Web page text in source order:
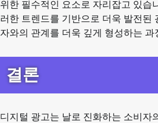
위한 필수적인 요소로 자리잡고 있습
러한 트렌드를 기반으로 더욱 발전된
자와의 관계를 더욱 깊게 형성하는
결론
디지털 광고는 날로 진화하는 소비자